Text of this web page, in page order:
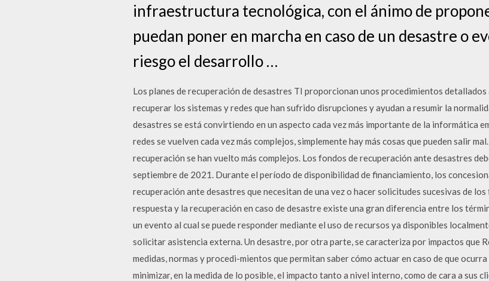
infraestructura tecnológica, con el ánimo de
puedan poner en marcha en caso de un desastre o
riesgo el desarrollo …
Los planes de recuperación de desastres TI proporcionan unos procedimientos detallados
recuperar los sistemas y redes que han sufrido disrupciones y ayudan a resumir la
desastres se está convirtiendo en un aspecto cada vez más importante de la informática
redes se vuelven cada vez más complejos, simplemente hay más cosas que pueden salir
recuperación se han vuelto más complejos. Los fondos de recuperación ante desastres
septiembre de 2021. Durante el período de disponibilidad de financiamiento, los
recuperación ante desastres que necesitan de una vez o hacer solicitudes sucesivas de
respuesta y la recuperación en caso de desastre existe una gran diferencia entre los
un evento al cual se puede responder mediante el uso de recursos ya disponibles
solicitar asistencia externa. Un desastre, por otra parte, se caracteriza por impactos que
medidas, normas y procedi-mientos que permitan saber cómo actuar en caso de que
minimizar, en la medida de lo posible, el impacto tanto a nivel interno, como de cara a sus